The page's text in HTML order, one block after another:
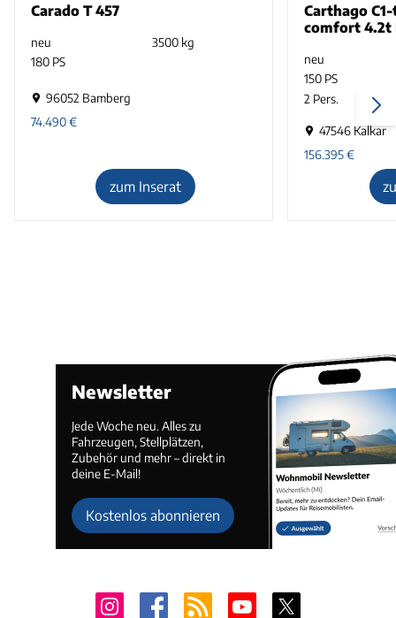
Carado T 457
neu
3500 kg
180 PS
96052 Bamberg
74.490€
zum Inserat
Carthago
comfort 4.2t
neu
150 PS
2 Pers.
47546 Kalkar
156.395€
Newsletter
Jede Woche neu. Alles zu
Fahrzeugen, Stellplätzen,
Zubehör und mehr – direkt in
deine E-Mail!
Kostenlos abonnieren